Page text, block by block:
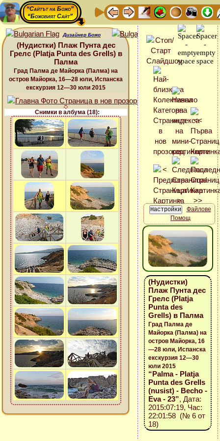
“Сайтът на Божо”
“Божовият Сайт”
Дизайнер Божо
(Нудистки) Плаж Пунта дес
Грелс (Platja Punta des Grells) в
Палма
Град Палма де Майорка (Палма) на
остров Майорка, 16—28 юли, Испанска
екскурзия 12—30 юли 2015
Снимки в албума (18):
Файлове
Помощ
(Нудистки)
Плаж Пунта дес
Грелс (Platja
Punta des
Grells) в Палма
Град Палма де
Майорка (Палма) на
остров Майорка, 16
—28 юли, Испанска
екскурзия 12—30
юли 2015
“Palma - Platja
Punta des Grells
(nusist) - Becho -
Eva - 23”, Дата:
2015:07:19, Час:
22:01:58 (№ 6 от
18)